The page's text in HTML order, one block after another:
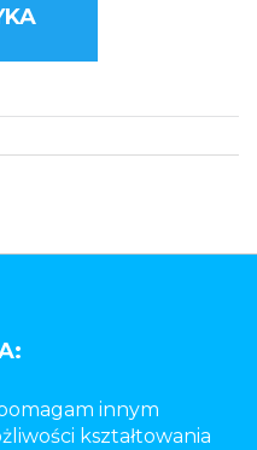
innym
kształtowania